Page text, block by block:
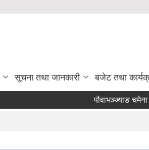
सूचना तथा जानकारी बजेट तथा
पौवाभञ्ज्याङ चमेना